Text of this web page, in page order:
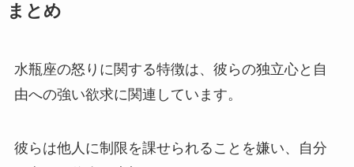
まとめ
水瓶座の怒りに関する特徴は、彼らの独立心と自
由への強い欲求に関連しています。
彼らは他人に制限を課せられることを嫌い、自分